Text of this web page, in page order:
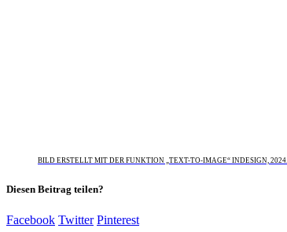
BILD ERSTELLT MIT DER FUNKTION „TEXT-TO-IMAGE“ INDESIGN, 2024.
Diesen Beitrag teilen?
Facebook Twitter Pinterest